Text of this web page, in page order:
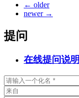
← older
newer →
提问
在线提问说明